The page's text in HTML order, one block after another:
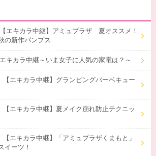
エキカラ中継】アミュプラザ 夏オススメ！
の新作パンプス
キカラ中継～いま女子に人気の家電は？～
【エキカラ中継】グランピングバーベキュー
【エキカラ中継】夏メイク崩れ防止テクニッ
【エキカラ中継】「アミュプラザくまもと」
イーツ！